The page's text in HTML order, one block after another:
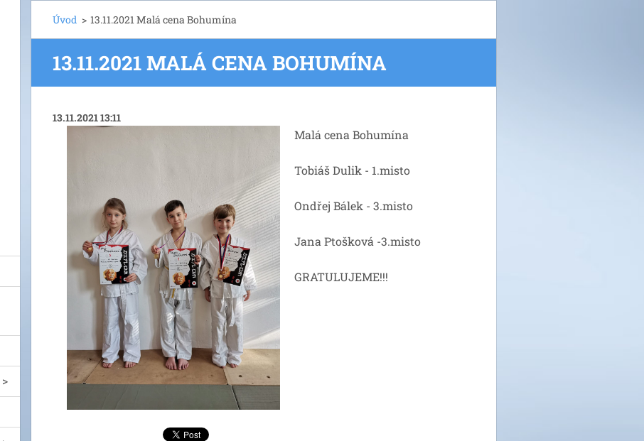
Úvod > 13.11.2021 Malá cena Bohumína
13.11.2021 MALÁ CENA BOHUMÍNA
13.11.2021 13:11
Malá cena Bohumína
Tobiáš Dulik - 1.misto
Ondřej Bálek - 3.misto
Jana Ptošková -3.misto
GRATULUJEME!!!